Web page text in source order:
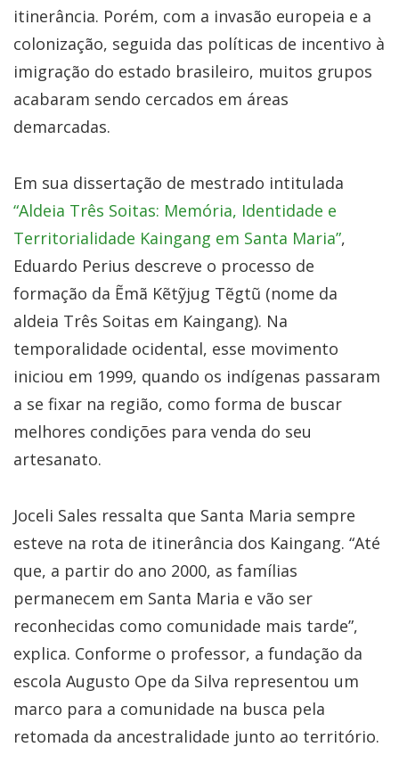
itinerância. Porém, com a invasão europeia e a
colonização, seguida das políticas de incentivo à
imigração do estado brasileiro, muitos grupos
acabaram sendo cercados em áreas
demarcadas.
Em sua dissertação de mestrado intitulada
“Aldeia Três Soitas: Memória, Identidade e
Territorialidade Kaingang em Santa Maria”,
Eduardo Perius descreve o processo de
formação da Ẽmã Kẽtỹjug Tẽgtũ (nome da
aldeia Três Soitas em Kaingang). Na
temporalidade ocidental, esse movimento
iniciou em 1999, quando os indígenas passaram
a se fixar na região, como forma de buscar
melhores condições para venda do seu
artesanato.
Joceli Sales ressalta que Santa Maria sempre
esteve na rota de itinerância dos Kaingang. “Até
que, a partir do ano 2000, as famílias
permanecem em Santa Maria e vão ser
reconhecidas como comunidade mais tarde”,
explica. Conforme o professor, a fundação da
escola Augusto Ope da Silva representou um
marco para a comunidade na busca pela
retomada da ancestralidade junto ao território.